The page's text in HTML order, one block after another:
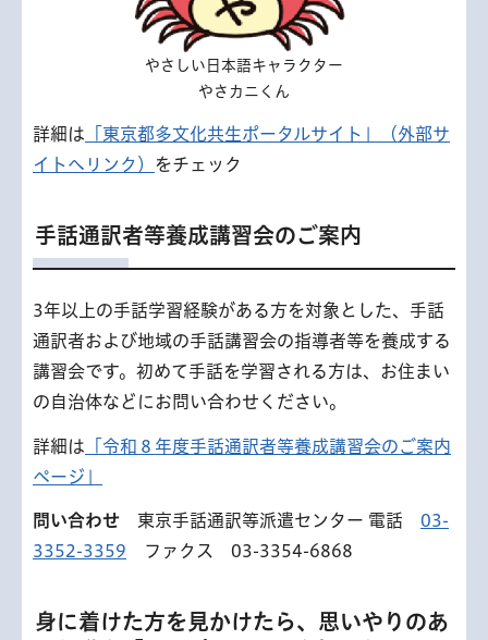
やさしい日本語キャラクター
やさカニくん
詳細は 「東京都多文化共生ポータルサイト」（外部サ
イトへリンク） をチェック
手話通訳者等養成講習会のご案内
3年以上の手話学習経験がある方を対象とした、手話
通訳者および地域の手話講習会の指導者等を養成する
講習会です。初めて手話を学習される方は、お住まい
の自治体などにお問い合わせください。
詳細は 「令和８年度手話通訳者等養成講習会のご案内
ページ」
問い合わせ 東京手話通訳等派遣センター 電話 03-
3352-3359 ファクス 03-3354-6868
身に着けた方を見かけたら、思いやりのあ